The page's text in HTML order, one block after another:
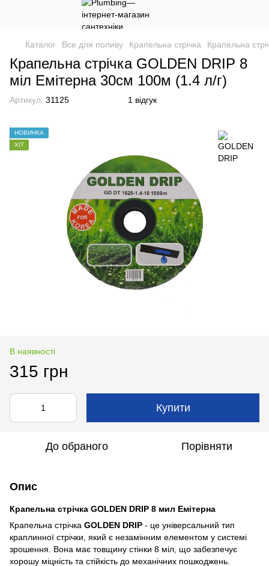
Каталог Все для поливу Крапельна стрічка Крапельна
Крапельна стрічка GOLDEN DRIP 8
міл Емітерна 30см 100м (1.4 л/г)
Артикул: 31125 1 відгук
НОВИНКА
ХІТ
В наявності
315 грн
Купити
До обраного Порівняти
Опис
Крапельна стрічка GOLDEN DRIP 8 мил Емітерна
Крапельна стрічка GOLDEN DRIP - це універсальний тип
краплинної стрічки, який є незамінним елементом у системі
зрошення. Вона має товщину стінки 8 міл, що забезпечує
хорошу міцність та стійкість до механічних пошкоджень.